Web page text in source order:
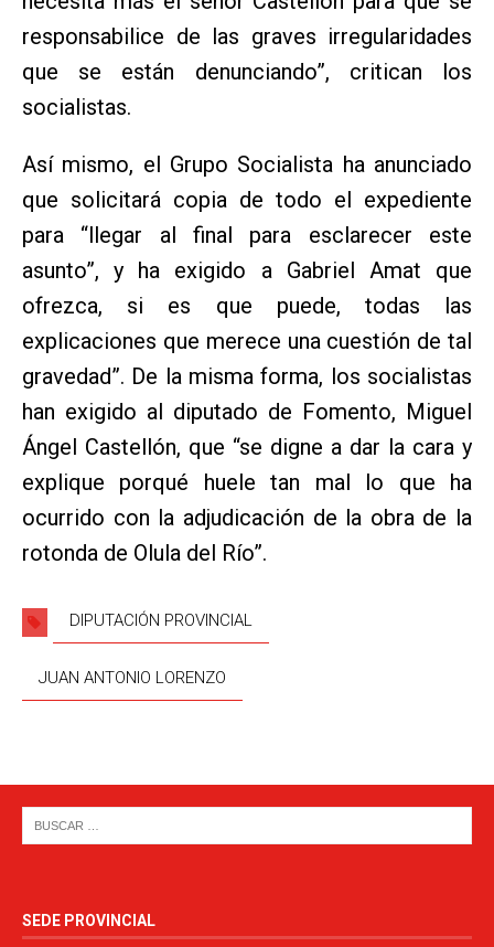
responsabilice de las graves irregularidades
que se están denunciando”, critican los
socialistas.
Así mismo, el Grupo Socialista ha anunciado
que solicitará copia de todo el expediente
para “llegar al final para esclarecer este
asunto”, y ha exigido a Gabriel Amat que
ofrezca, si es que puede, todas las
explicaciones que merece una cuestión de tal
gravedad”. De la misma forma, los socialistas
han exigido al diputado de Fomento, Miguel
Ángel Castellón, que “se digne a dar la cara y
explique porqué huele tan mal lo que ha
ocurrido con la adjudicación de la obra de la
rotonda de Olula del Río”.
DIPUTACIÓN PROVINCIAL
JUAN ANTONIO LORENZO
SEDE PROVINCIAL